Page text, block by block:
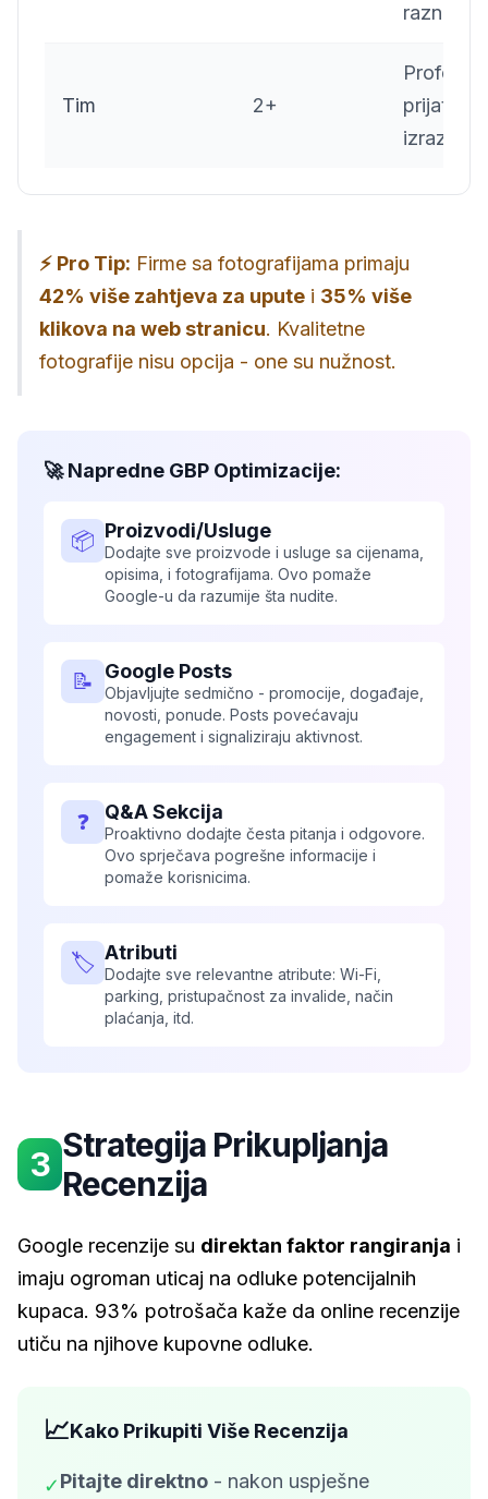
Tim 2+
izraz
⚡ Pro Tip: Firme sa fotografijama primaju
42% više zahtjeva za upute i 35% više
klikova na web stranicu. Kvalitetne
fotografije nisu opcija - one su nužnost.
🚀 Napredne GBP Optimizacije:
📦 Proizvodi/Usluge
Dodajte sve proizvode i usluge sa cijenama,
opisima, i fotografijama. Ovo pomaže
Google-u da razumije šta nudite.
📝 Google Posts
Objavljujte sedmično - promocije, događaje,
novosti, ponude. Posts povećavaju
engagement i signaliziraju aktivnost.
❓ Q&A Sekcija
Proaktivno dodajte česta pitanja i odgovore.
Ovo sprječava pogrešne informacije i
pomaže korisnicima.
🏷️ Atributi
Dodajte sve relevantne atribute: Wi-Fi,
parking, pristupačnost za invalide, način
plaćanja, itd.
3 Strategija Prikupljanja
Recenzija
Google recenzije su direktan faktor rangiranja i
imaju ogroman uticaj na odluke potencijalnih
kupaca. 93% potrošača kaže da online recenzije
utiču na njihove kupovne odluke.
📈Kako Prikupiti Više Recenzija
✓Pitajte direktno - nakon uspješne